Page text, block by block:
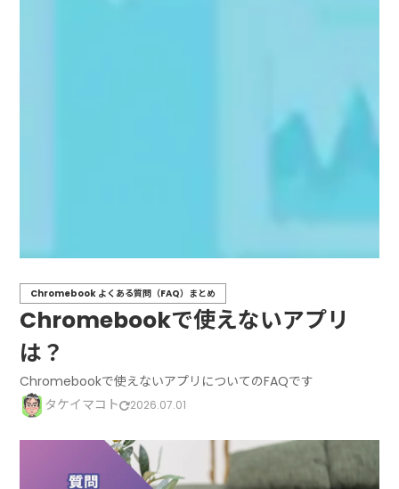
Chromebookで使えないアプリ
は？
Chromebookで使えないアプリについてのFAQです
タケイマコト
2026.07.01
Chromebook よくある質問（FAQ）まとめ